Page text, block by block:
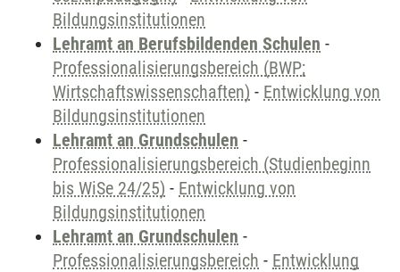
Bildungsinstitutionen
Lehramt an Berufsbildenden Schulen -
Professionalisierungsbereich (BWP;
Wirtschaftswissenschaften) - Entwicklung von
Bildungsinstitutionen
Lehramt an Grundschulen -
Professionalisierungsbereich (Studienbeginn
bis WiSe 24/25) - Entwicklung von
Bildungsinstitutionen
Lehramt an Grundschulen -
Professionalisierungsbereich - Entwicklung